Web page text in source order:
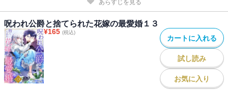
あらすじを見る
呪われ公爵と捨てられた花嫁の最愛婚１３
¥165 (税込)
カートに入れる
試し読み
お気に入り